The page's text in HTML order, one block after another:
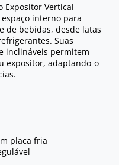
Expositor Vertical
espaço interno para
de bebidas, desde latas
Suas
inclináveis permitem
expositor, adaptando-o
placa fria